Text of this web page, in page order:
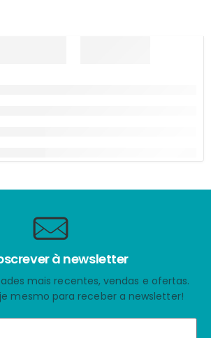
à newsletter
mais recentes, vendas e ofertas.
mesmo para receber a newsletter!